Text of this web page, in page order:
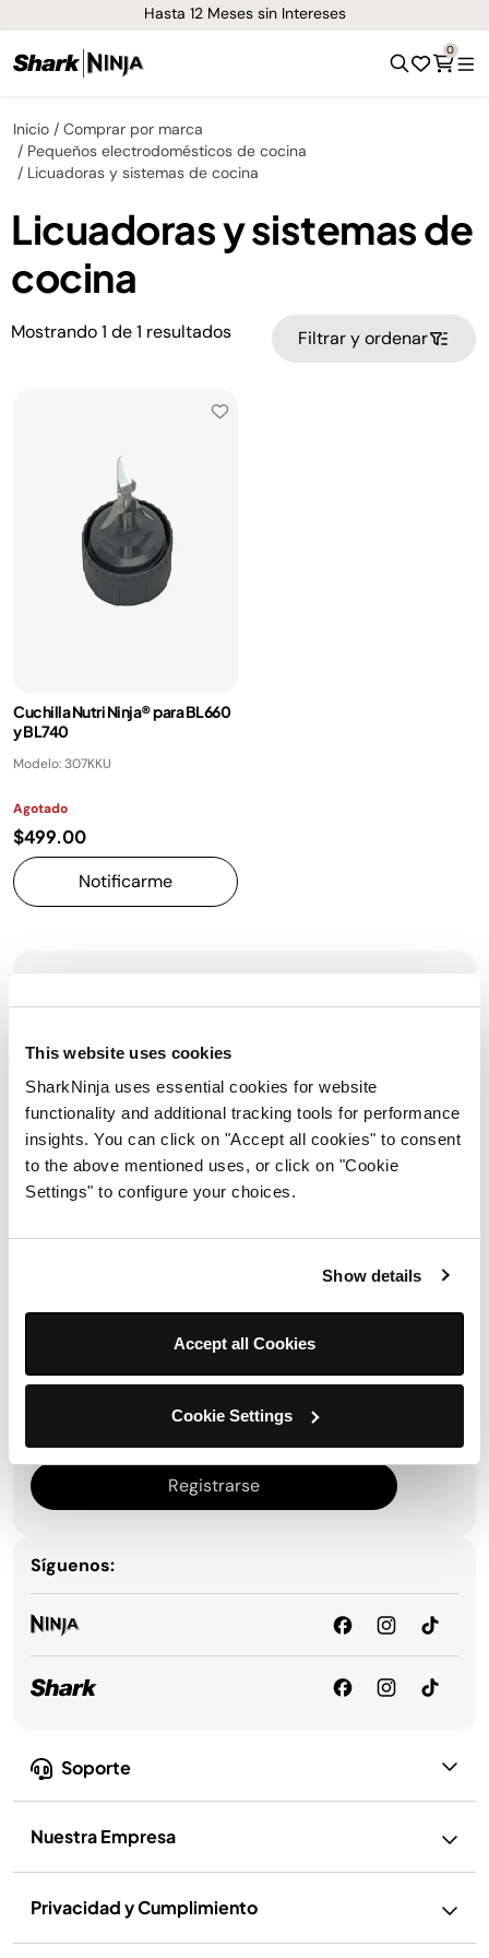
This website uses cookies
SharkNinja uses essential cookies for website
functionality and additional tracking tools for performance
insights. You can click on "Accept all cookies" to consent
to the above mentioned uses, or click on "Cookie
Settings" to configure your choices.
Show details
Accept all Cookies
Cookie Settings
Hasta 12 Meses sin Intereses
0
Inicio
Comprar por marca
Pequeños electrodomésticos de cocina
Licuadoras y sistemas de cocina
Licuadoras y sistemas de
cocina
Mostrando1 de1 resultados Filtrar y ordenar
Cuchilla Nutri Ninja® para BL660
y BL740
Modelo: 307KKU
Agotado
$499.00
Notificarme
Soporte
Nuestra Empresa
Privacidad y Cumplimiento
actualizaciones y ofertas de
SharkNinja.
Ingresa tu correo electrónico
Términos de
Para obtener información sobre cómo procesamos y
protegemos su información personal, visite nuestra política
Registrarse
Síguenos: